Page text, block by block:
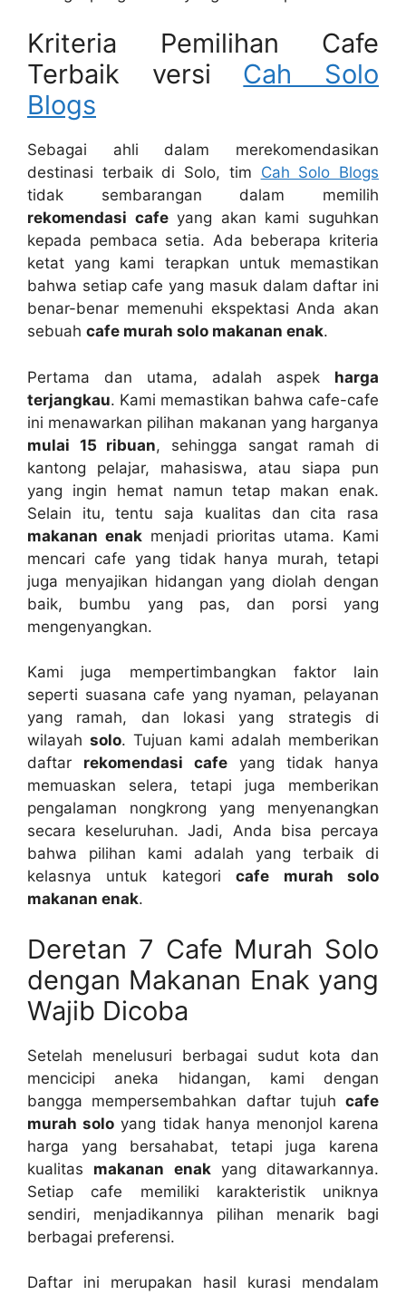
Kriteria Pemilihan Cafe
Terbaik versi Cah Solo
Blogs
Sebagai ahli dalam merekomendasikan
destinasi terbaik di Solo, tim Cah Solo Blogs
tidak sembarangan dalam memilih
rekomendasi cafeyang akan kami suguhkan
kepada pembaca setia. Ada beberapa kriteria
ketat yang kami terapkan untuk memastikan
bahwa setiap cafe yang masuk dalam daftar ini
benar-benar memenuhi ekspektasi Anda akan
sebuah cafe murah solo makanan enak.
Pertama dan utama, adalah aspek harga
terjangkau. Kami memastikan bahwa cafe-cafe
ini menawarkan pilihan makanan yang harganya
mulai 15 ribuan, sehingga sangat ramah di
kantong pelajar, mahasiswa, atau siapa pun
yang ingin hemat namun tetap makan enak.
Selain itu, tentu saja kualitas dan cita rasa
makanan enak menjadi prioritas utama. Kami
mencari cafe yang tidak hanya murah, tetapi
juga menyajikan hidangan yang diolah dengan
baik, bumbu yang pas, dan porsi yang
mengenyangkan.
Kami juga mempertimbangkan faktor lain
seperti suasana cafe yang nyaman, pelayanan
yang ramah, dan lokasi yang strategis di
wilayah solo. Tujuan kami adalah memberikan
daftar rekomendasi cafe yang tidak hanya
memuaskan selera, tetapi juga memberikan
pengalaman nongkrong yang menyenangkan
secara keseluruhan. Jadi, Anda bisa percaya
bahwa pilihan kami adalah yang terbaik di
kelasnya untuk kategoricafe murah solo
makanan enak.
Deretan 7 Cafe Murah Solo
dengan Makanan Enak yang
Wajib Dicoba
Setelah menelusuri berbagai sudut kota dan
mencicipi aneka hidangan, kami dengan
bangga mempersembahkan daftar tujuh cafe
murah solo yang tidak hanya menonjol karena
harga yang bersahabat, tetapi juga karena
kualitas makanan enakyang ditawarkannya.
Setiap cafe memiliki karakteristik uniknya
sendiri, menjadikannya pilihan menarik bagi
berbagai preferensi.
Daftar ini merupakan hasil kurasi mendalam